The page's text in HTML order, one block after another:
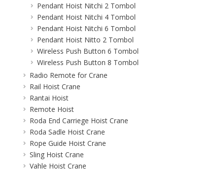
Pendant Hoist Nitchi 2 Tombol
Pendant Hoist Nitchi 4 Tombol
Pendant Hoist Nitchi 6 Tombol
Pendant Hoist Nitto 2 Tombol
Wireless Push Button 6 Tombol
Wireless Push Button 8 Tombol
Radio Remote for Crane
Rail Hoist Crane
Rantai Hoist
Remote Hoist
Roda End Carriege Hoist Crane
Roda Sadle Hoist Crane
Rope Guide Hoist Crane
Sling Hoist Crane
Vahle Hoist Crane